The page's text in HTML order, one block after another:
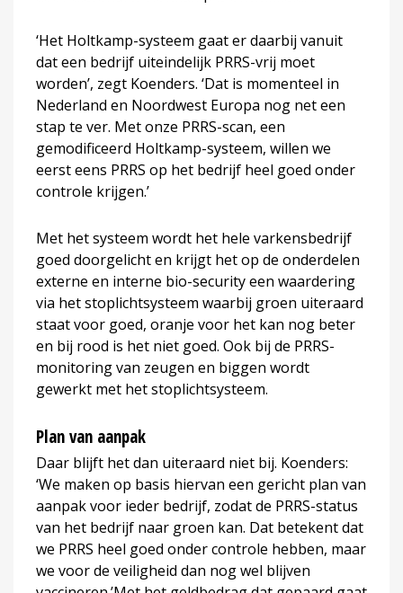
‘Het Holtkamp-systeem gaat er daarbij vanuit
dat een bedrijf uiteindelijk PRRS-vrij moet
worden’, zegt Koenders. ‘Dat is momenteel in
Nederland en Noordwest Europa nog net een
stap te ver. Met onze PRRS-scan, een
gemodificeerd Holtkamp-systeem, willen we
eerst eens PRRS op het bedrijf heel goed onder
controle krijgen.’
Met het systeem wordt het hele varkensbedrijf
goed doorgelicht en krijgt het op de onderdelen
externe en interne bio-security een waardering
via het stoplichtsysteem waarbij groen uiteraard
staat voor goed, oranje voor het kan nog beter
en bij rood is het niet goed. Ook bij de PRRS-
monitoring van zeugen en biggen wordt
gewerkt met het stoplichtsysteem.
Plan van aanpak
Daar blijft het dan uiteraard niet bij. Koenders:
‘We maken op basis hiervan een gericht plan van
aanpak voor ieder bedrijf, zodat de PRRS-status
van het bedrijf naar groen kan. Dat betekent dat
we PRRS heel goed onder controle hebben, maar
we voor de veiligheid dan nog wel blijven